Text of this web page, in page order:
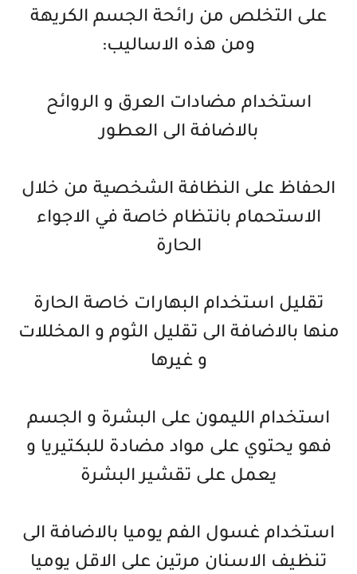
على التخلص من رائحة الجسم الكريهة
ومن هذه الاساليب:
استخدام مضادات العرق و الروائح
بالاضافة الى العطور
الحفاظ على النظافة الشخصية من خلال
الاستحمام بانتظام خاصة في الاجواء
الحارة
تقليل استخدام البهارات خاصة الحارة
منها بالاضافة الى تقليل الثوم و المخللات
و غيرها
استخدام الليمون على البشرة و الجسم
فهو يحتوي على مواد مضادة للبكتيريا و
يعمل على تقشير البشرة
استخدام غسول الفم يوميا بالاضافة الى
تنظيف الاسنان مرتين على الاقل يوميا